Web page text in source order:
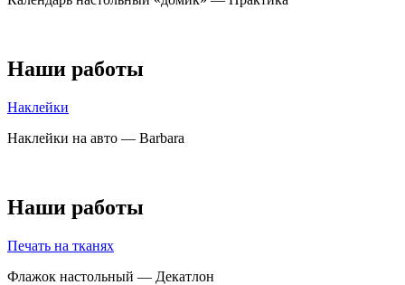
Наши работы
Наклейки
Наклейки на авто — Barbara
Наши работы
Печать на тканях
Флажок настольный — Декатлон